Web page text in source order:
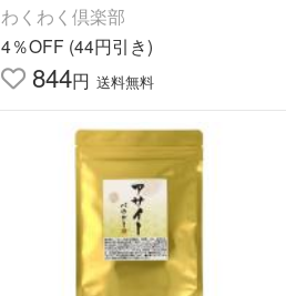
わくわく倶楽部
4％OFF (44円引き)
844円 送料無料